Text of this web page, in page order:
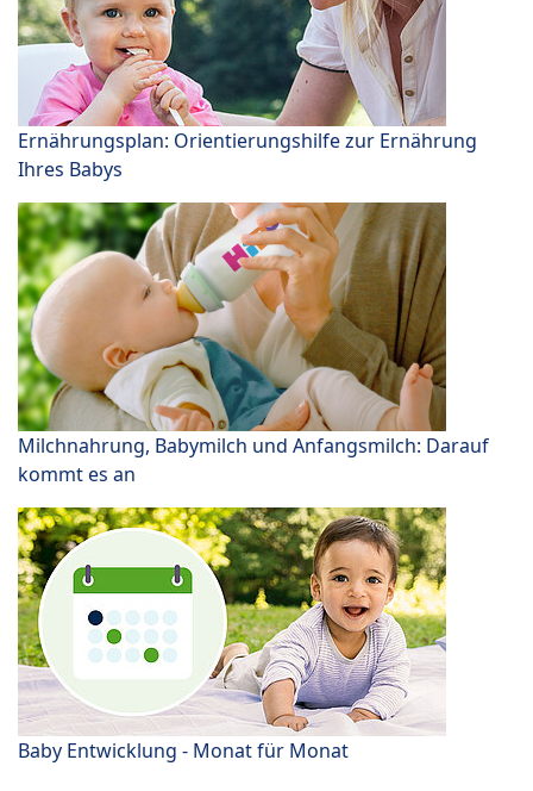
Ernährungsplan: Orientierungshilfe zur Ernährung
Ihres Babys
Milchnahrung, Babymilch und Anfangsmilch: Darauf
kommt es an
Baby Entwicklung - Monat für Monat